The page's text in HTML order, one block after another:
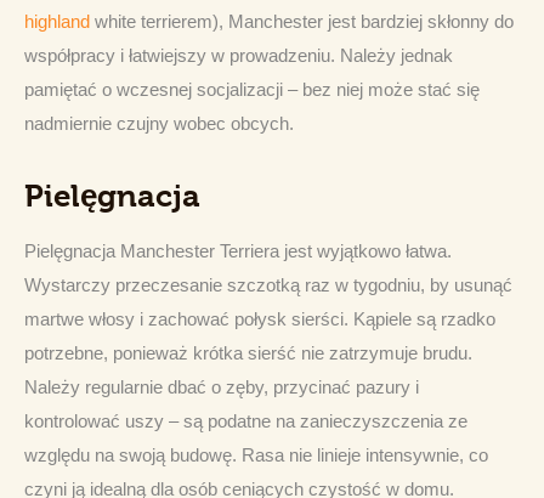
highland white terrierem), Manchester jest bardziej skłonny do
współpracy i łatwiejszy w prowadzeniu. Należy jednak
pamiętać o wczesnej socjalizacji – bez niej może stać się
nadmiernie czujny wobec obcych.
Pielęgnacja
Pielęgnacja Manchester Terriera jest wyjątkowo łatwa.
Wystarczy przeczesanie szczotką raz w tygodniu, by usunąć
martwe włosy i zachować połysk sierści. Kąpiele są rzadko
potrzebne, ponieważ krótka sierść nie zatrzymuje brudu.
Należy regularnie dbać o zęby, przycinać pazury i
kontrolować uszy – są podatne na zanieczyszczenia ze
względu na swoją budowę. Rasa nie linieje intensywnie, co
czyni ją idealną dla osób ceniących czystość w domu.